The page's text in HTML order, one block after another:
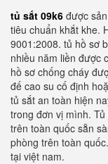
tủ sắt 09k6 được
tiêu chuẩn khắt khe.
9001:2008. tủ hồ sơ
nhiều năm liền được
hồ sơ chống cháy
đế cao su cố định
tủ sắt an toàn hiện
trong đơn vị mình.
trên toàn quốc sẵn
phòng trên toàn
tại việt nam.